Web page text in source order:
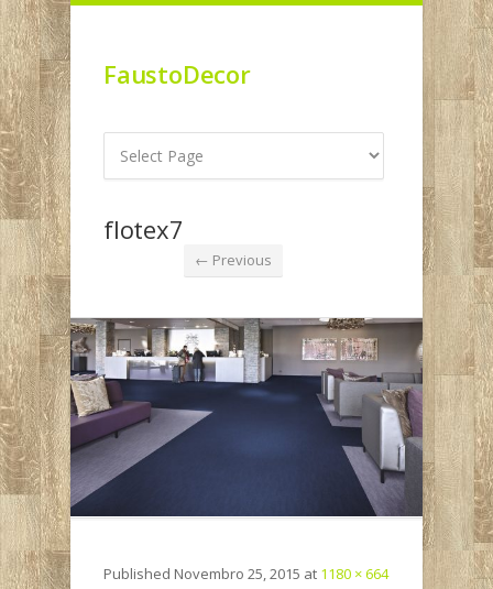
FaustoDecor
flotex7
← Previous
Published Novembro 25, 2015 at 1180 × 664